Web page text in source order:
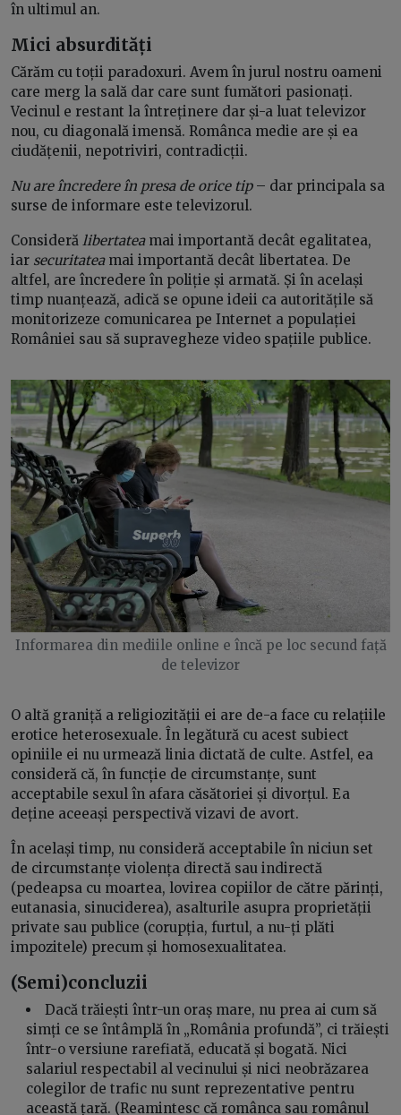
în ultimul an.
Mici absurdități
Cărăm cu toții paradoxuri. Avem în jurul nostru oameni
care merg la sală dar care sunt fumători pasionați.
Vecinul e restant la întreținere dar și-a luat televizor
nou, cu diagonală imensă. Românca medie are și ea
ciudățenii, nepotriviri, contradicții.
Nu are încredere în presa de orice tip– dar principala sa
surse de informare este televizorul.
Consideră libertatea mai importantă decât egalitatea,
iar securitatea mai importantă decât libertatea. De
altfel, are încredere în poliție și armată. Și în același
timp nuanțează, adică se opune ideii ca autoritățile să
monitorizeze comunicarea pe Internet a populației
României sau să supravegheze video spațiile publice.
Informarea din mediile online e încă pe loc secund față
de televizor
O altă graniță a religiozității ei are de-a face cu relațiile
erotice heterosexuale. În legătură cu acest subiect
opiniile ei nu urmează linia dictată de culte. Astfel, ea
consideră că, în funcție de circumstanțe, sunt
acceptabile sexul în afara căsătoriei și divorțul. Ea
deține aceeași perspectivă vizavi de avort.
În același timp, nu consideră acceptabile în niciun set
de circumstanțe violența directă sau indirectă
(pedeapsa cu moartea, lovirea copiilor de către părinți,
eutanasia, sinuciderea), asalturile asupra proprietății
private sau publice (corupția, furtul, a nu-ți plăti
impozitele) precum și homosexualitatea.
(Semi)concluzii
Dacă trăiești într-un oraș mare, nu prea ai cum să
simți ce se întâmplă în „România profundă”, ci trăiești
într-o versiune rarefiată, educată și bogată. Nici
salariul respectabil al vecinului și nici neobrăzarea
colegilor de trafic nu sunt reprezentative pentru
această țară. (Reamintesc că românca sau românul